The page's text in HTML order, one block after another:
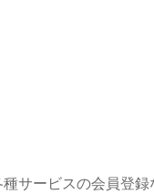
サービスの会員登録